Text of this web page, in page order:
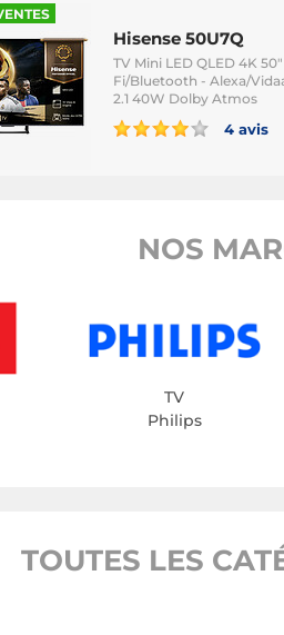
Hisense 50U7Q
TV Mini LED QLED 4K
Fi/Bluetooth - Alexa/
2.1 40W Dolby Atmos
4 avis
NOS
TV
Philips
TOUTES LES